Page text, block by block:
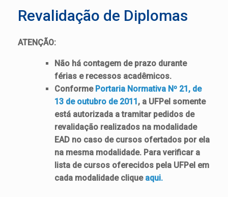
Revalidação de Diplomas
ATENÇÃO:
Não há contagem de prazo durante
férias e recessos acadêmicos.
Conforme Portaria Normativa Nº 21, de
13 de outubro de 2011, a UFPel somente
está autorizada a tramitar pedidos de
revalidação realizados na modalidade
EAD no caso de cursos ofertados por ela
na mesma modalidade. Para verificar a
lista de cursos oferecidos pela UFPel em
cada modalidade clique aqui.